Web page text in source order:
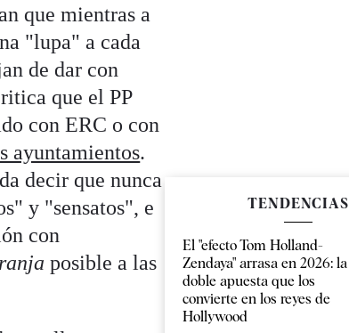
que mientras a
"lupa" a cada
de dar con
que el PP
con ERC o con
ayuntamientos.
decir que nunca
y "sensatos", e
con
posible a las
TENDENCIAS
El "efecto Tom Holland-
Zendaya" arrasa en 2026: la
doble apuesta que los
convierte en los reyes de
Hollywood